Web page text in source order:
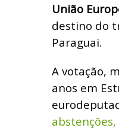
União
destino do
Paraguai.
A votação,
anos em